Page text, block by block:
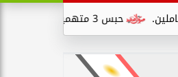
حبس 3 متهمين 15 يومًا علي ذمةالتحقيقات بتهمة التنقيب عن الآثار داخل...